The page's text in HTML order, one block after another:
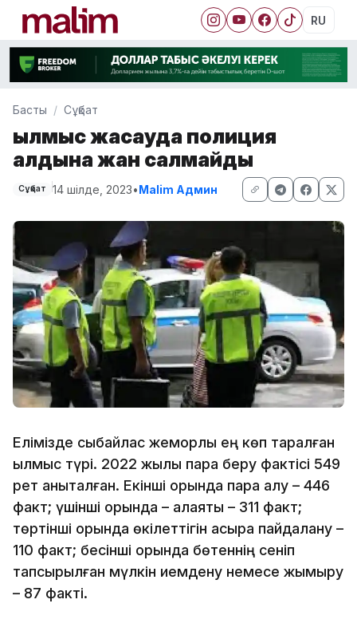
RU
Басты Сұқбат
Қылмыс жасауда полиция
алдына жан салмайды
Сұқбат 14 шілде, 2023•Malim Админ
Елімізде сыбайлас жемқорлық ең көп таралған
қылмыс түрі. 2022 жылы пара беру фактісі 549
рет анықталған. Екінші орында пара алу – 446
факт; үшінші орында – алаяқтық – 311 факт;
төртінші орында өкілеттігін асыра пайдалану –
110 факт; бесінші орында бөтеннің сеніп
тапсырылған мүлкін иемдену немесе жымқыру
– 87 факті.